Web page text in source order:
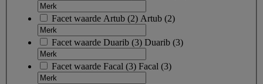
Facet waarde Artub (2) Artub (2)
Facet waarde Duarib (3) Duarib (3)
Facet waarde Facal (3) Facal (3)